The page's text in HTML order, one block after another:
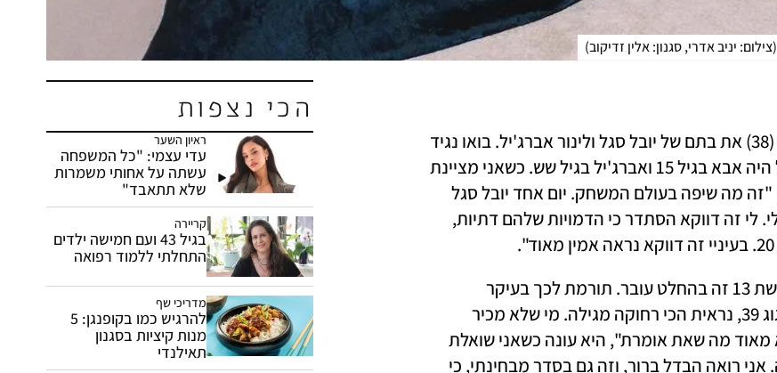
(צילום: יניב אדרי, סגנון: אלין זדיקוב)
הכי נצפות
ראיון השער
עדי עצמי: "כל המשפחה
עשתה על אחותי משמרות
שלא תתאבד"
קריירה
בגיל 43 ועם חמישה ילדים
התחלתי ללמוד רפואה
מדריכי שף
להרגיש כמו בקופנגן: 5
מנות קיציות בסגנון
תאילנדי